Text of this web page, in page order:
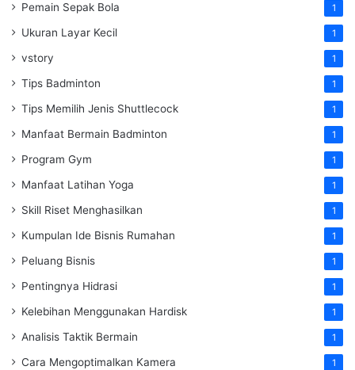
Pemain Sepak Bola 1
Ukuran Layar Kecil 1
vstory 1
Tips Badminton 1
Tips Memilih Jenis Shuttlecock 1
Manfaat Bermain Badminton 1
Program Gym 1
Manfaat Latihan Yoga 1
Skill Riset Menghasilkan 1
Kumpulan Ide Bisnis Rumahan 1
Peluang Bisnis 1
Pentingnya Hidrasi 1
Kelebihan Menggunakan Hardisk 1
Analisis Taktik Bermain 1
Cara Mengoptimalkan Kamera 1